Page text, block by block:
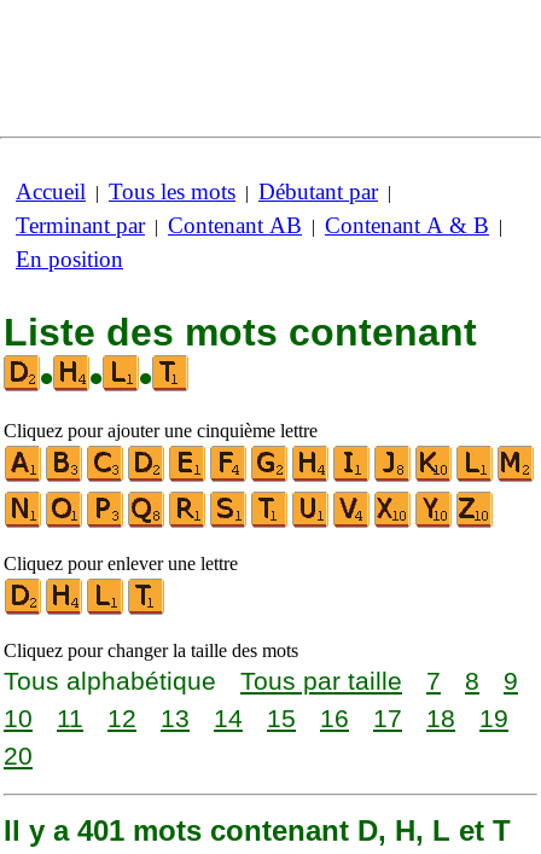
Accueil | Tous les mots | Débutant par|
Terminant par| Contenant AB | Contenant A & B |
En position
Liste des mots contenant
•
• •
Cliquez pour ajouter une cinquième lettre
Cliquez pour enlever une lettre
Cliquez pour changer la taille des mots
Tous alphabétique Tous par taille 7 8
9
10
11 12 13 14 15 16 17 18
19
20
Il y a 401 mots contenant D, H, L et T